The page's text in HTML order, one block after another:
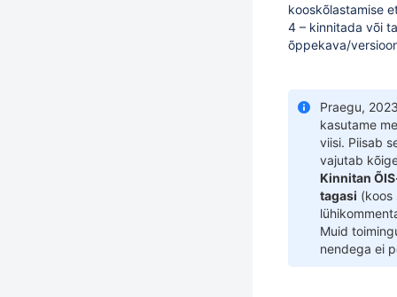
kooskõlastamise
4 – kinnitada või
õppekava/
Praegu,
kasutame
viisi. Piisab
vajutab
Kinnitan
tagasi (koos
Muid
nendega ei